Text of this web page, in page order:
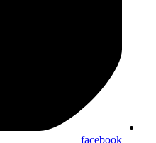
facebook